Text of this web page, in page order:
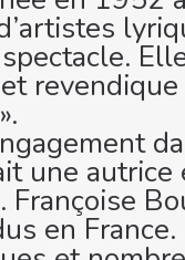
revendique
une
en